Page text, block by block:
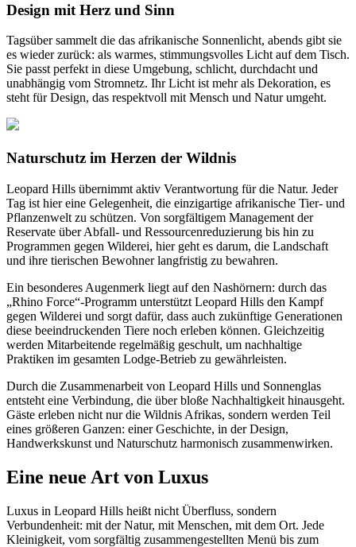
Design mit Herz und Sinn
Tagsüber sammelt die das afrikanische Sonnenlicht, abends gibt sie
es wieder zurück: als warmes, stimmungsvolles Licht auf dem Tisch.
Sie passt perfekt in diese Umgebung, schlicht, durchdacht und
unabhängig vom Stromnetz. Ihr Licht ist mehr als Dekoration, es
steht für Design, das respektvoll mit Mensch und Natur umgeht.
Naturschutz im Herzen der Wildnis
Leopard Hills übernimmt aktiv Verantwortung für die Natur. Jeder
Tag ist hier eine Gelegenheit, die einzigartige afrikanische Tier- und
Pflanzenwelt zu schützen. Von sorgfältigem Management der
Reservate über Abfall- und Ressourcenreduzierung bis hin zu
Programmen gegen Wilderei, hier geht es darum, die Landschaft
und ihre tierischen Bewohner langfristig zu bewahren.
Ein besonderes Augenmerk liegt auf den Nashörnern: durch das
„Rhino Force“-Programm unterstützt Leopard Hills den Kampf
gegen Wilderei und sorgt dafür, dass auch zukünftige Generationen
diese beeindruckenden Tiere noch erleben können. Gleichzeitig
werden Mitarbeitende regelmäßig geschult, um nachhaltige
Praktiken im gesamten Lodge-Betrieb zu gewährleisten.
Durch die Zusammenarbeit von Leopard Hills und Sonnenglas
entsteht eine Verbindung, die über bloße Nachhaltigkeit hinausgeht.
Gäste erleben nicht nur die Wildnis Afrikas, sondern werden Teil
eines größeren Ganzen: einer Geschichte, in der Design,
Handwerkskunst und Naturschutz harmonisch zusammenwirken.
Eine neue Art von Luxus
Luxus in Leopard Hills heißt nicht Überfluss, sondern
Verbundenheit: mit der Natur, mit Menschen, mit dem Ort. Jede
Kleinigkeit, vom sorgfältig zusammengestellten Menü bis zum